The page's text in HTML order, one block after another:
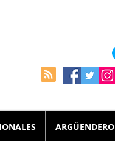
ARGÜENDERO